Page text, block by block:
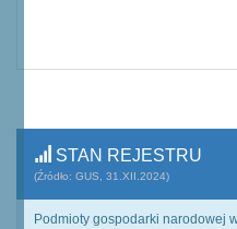
STAN REJESTRU
(Źródło: GUS, 31.XII.2024)
Podmioty gospodarki narodowej